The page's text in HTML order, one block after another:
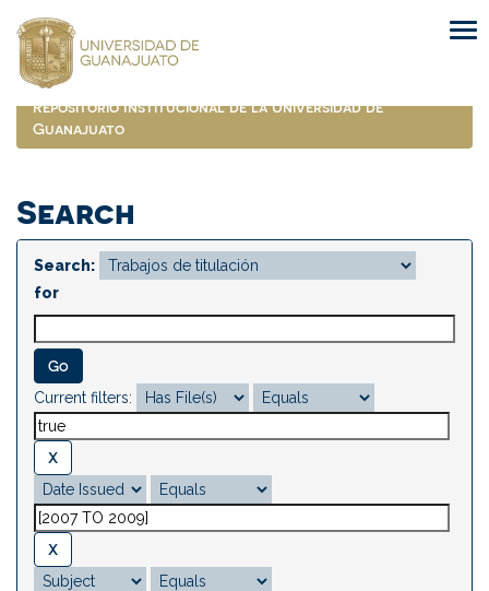
navigation
Repositorio Institucional de la Universidad de
Guanajuato
Search
Search:
for
Current filters: